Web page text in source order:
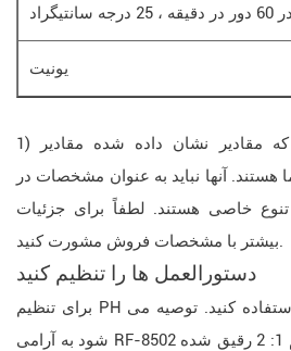
یونیت
1) لطفا توجه داشته باشید که مقادیر نشان داده شده مقادیر
هستند. آنها نباید به عنوان مشخصات در
خاصی هستند. لطفاً برای جزئیات
بیشتر با مشخصات فروش مشورت کنید.
دستورالعمل ها را تنظیم کنید
برای تنظیم PH رنگ روی 8-9 از آمونیاک استفاده کنید. توصیه می
شود به آرامی RF-8502 را که با هم زدن سرعت کم 1: 2 رقیق شده